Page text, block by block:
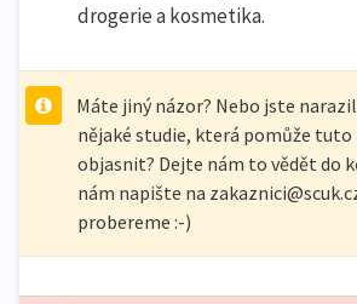
drogerie a kosmetika.
Máte jiný názor? Nebo jste
nějaké studie, která pomůže
objasnit? Dejte nám to vědět do
nám napište na
probereme :-)